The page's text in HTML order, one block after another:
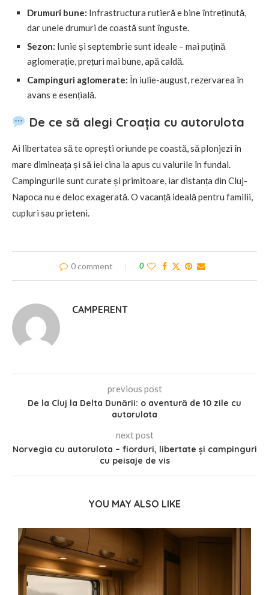
Drumuri bune: Infrastructura rutieră e bine întreținută,
dar unele drumuri de coastă sunt înguste.
Sezon: Iunie și septembrie sunt ideale – mai puțină
aglomerație, prețuri mai bune, apă caldă.
Campinguri aglomerate: În iulie-august, rezervarea în
avans e esențială.
De ce să alegi Croația cu autorulota
Ai libertatea să te oprești oriunde pe coastă, să plonjezi în
mare dimineața și să iei cina la apus cu valurile în fundal.
Campingurile sunt curate și primitoare, iar distanța din Cluj-
Napoca nu e deloc exagerată. O vacanță ideală pentru familii,
cupluri sau prieteni.
0 comment 0
CAMPERENT
previous post
De la Cluj la Delta Dunării: o aventură de 10 zile cu
autorulota
next post
Norvegia cu autorulota – fiorduri, libertate și campinguri
cu peisaje de vis
YOU MAY ALSO LIKE